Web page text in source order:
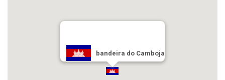
bandeira do Camboja